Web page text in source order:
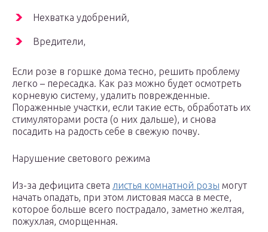
Нехватка удобрений,
Вредители,
Если розе в горшке дома тесно, решить проблему
легко – пересадка. Как раз можно будет осмотреть
корневую систему, удалить поврежденные.
Пораженные участки, если такие есть, обработать их
стимуляторами роста (о них дальше), и снова
посадить на радость себе в свежую почву.
Нарушение светового режима
Из-за дефицита света листья комнатной розы могут
начать опадать, при этом листовая масса в месте,
которое больше всего пострадало, заметно желтая,
пожухлая, сморщенная.